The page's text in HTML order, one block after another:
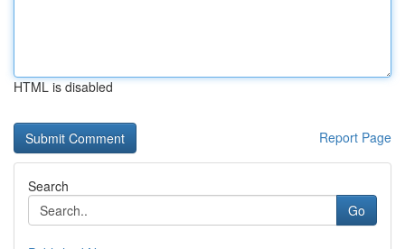
HTML is disabled
Report Page
Search
Go